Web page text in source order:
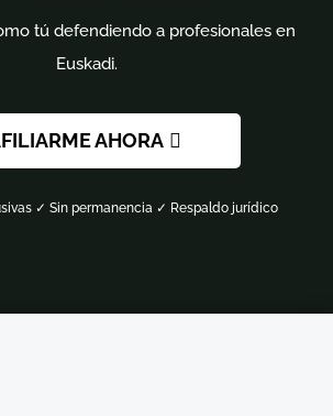
tú defendiendo a profesionales en
Euskadi.
AHORA
✓ Sin permanencia ✓ Respaldo jurídico